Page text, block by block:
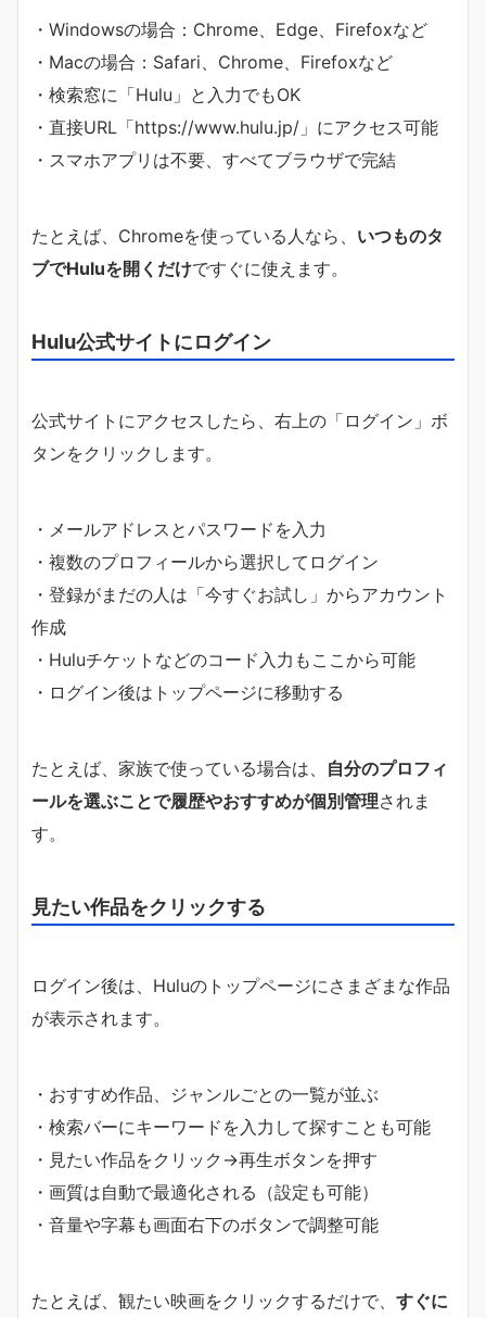
・Windowsの場合：Chrome、Edge、Firefoxなど
・Macの場合：Safari、Chrome、Firefoxなど
・検索窓に「Hulu」と入力でもOK
・直接URL「https://www.hulu.jp/」にアクセス可能
・スマホアプリは不要、すべてブラウザで完結
たとえば、Chromeを使っている人なら、 いつものタ
ブでHuluを開くだけですぐに使えます。
Hulu公式サイトにログイン
公式サイトにアクセスしたら、右上の「ログイン」ボ
タンをクリックします。
・メールアドレスとパスワードを入力
・複数のプロフィールから選択してログイン
・登録がまだの人は「今すぐお試し」からアカウント
作成
・Huluチケットなどのコード入力もここから可能
・ログイン後はトップページに移動する
たとえば、家族で使っている場合は、 自分のプロフィ
ールを選ぶことで履歴やおすすめが個別管理されま
す。
見たい作品をクリックする
ログイン後は、Huluのトップページにさまざまな作品
が表示されます。
・おすすめ作品、ジャンルごとの一覧が並ぶ
・検索バーにキーワードを入力して探すことも可能
・見たい作品をクリック→再生ボタンを押す
・画質は自動で最適化される（設定も可能）
・音量や字幕も画面右下のボタンで調整可能
たとえば、観たい映画をクリックするだけで、 すぐに